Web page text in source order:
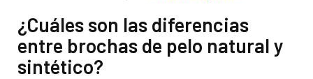
¿Cuáles son las diferencias
entre brochas de pelo natural y
sintético?